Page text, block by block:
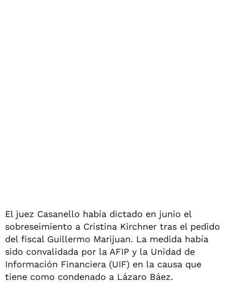
El juez Casanello había dictado en junio el
sobreseimiento a Cristina Kirchner tras el pedido
del fiscal Guillermo Marijuan. La medida había
sido convalidada por la AFIP y la Unidad de
Información Financiera (UIF) en la causa que
tiene como condenado a Lázaro Báez.